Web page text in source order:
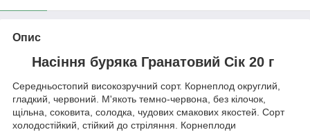
Опис
Насіння буряка Гранатовий Сік 20 г
Середньостопий високозручний сорт. Корнеплод округлий,
гладкий, червоний. М'якоть темно-червона, без кілочок,
щільна, соковита, солодка, чудових смакових якостей. Сорт
холодостійкий, стійкий до стріляння. Корнеплоди